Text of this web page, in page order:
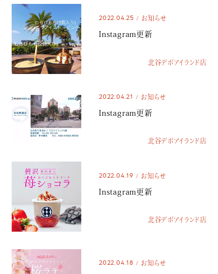
2022.04.25 お知らせ
Instagram更新
北谷デポアイランド店
2022.04.21 お知らせ
Instagram更新
北谷デポアイランド店
2022.04.19 お知らせ
Instagram更新
北谷デポアイランド店
2022.04.18 お知らせ